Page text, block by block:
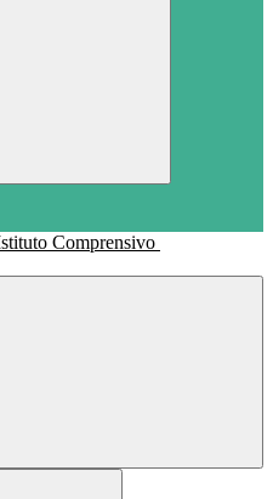
Comprensivo